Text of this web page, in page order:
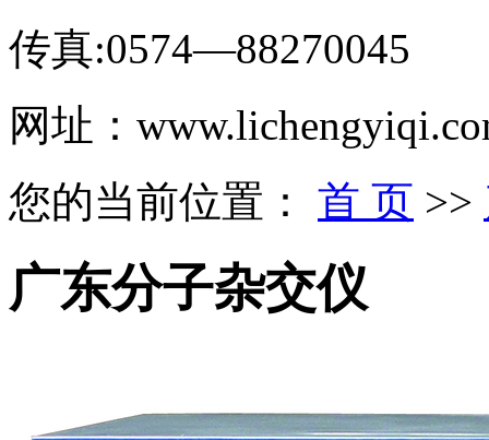
传真:0574—88270045
网址：
您的当前位置： 首 页 >>
广东分子杂交仪